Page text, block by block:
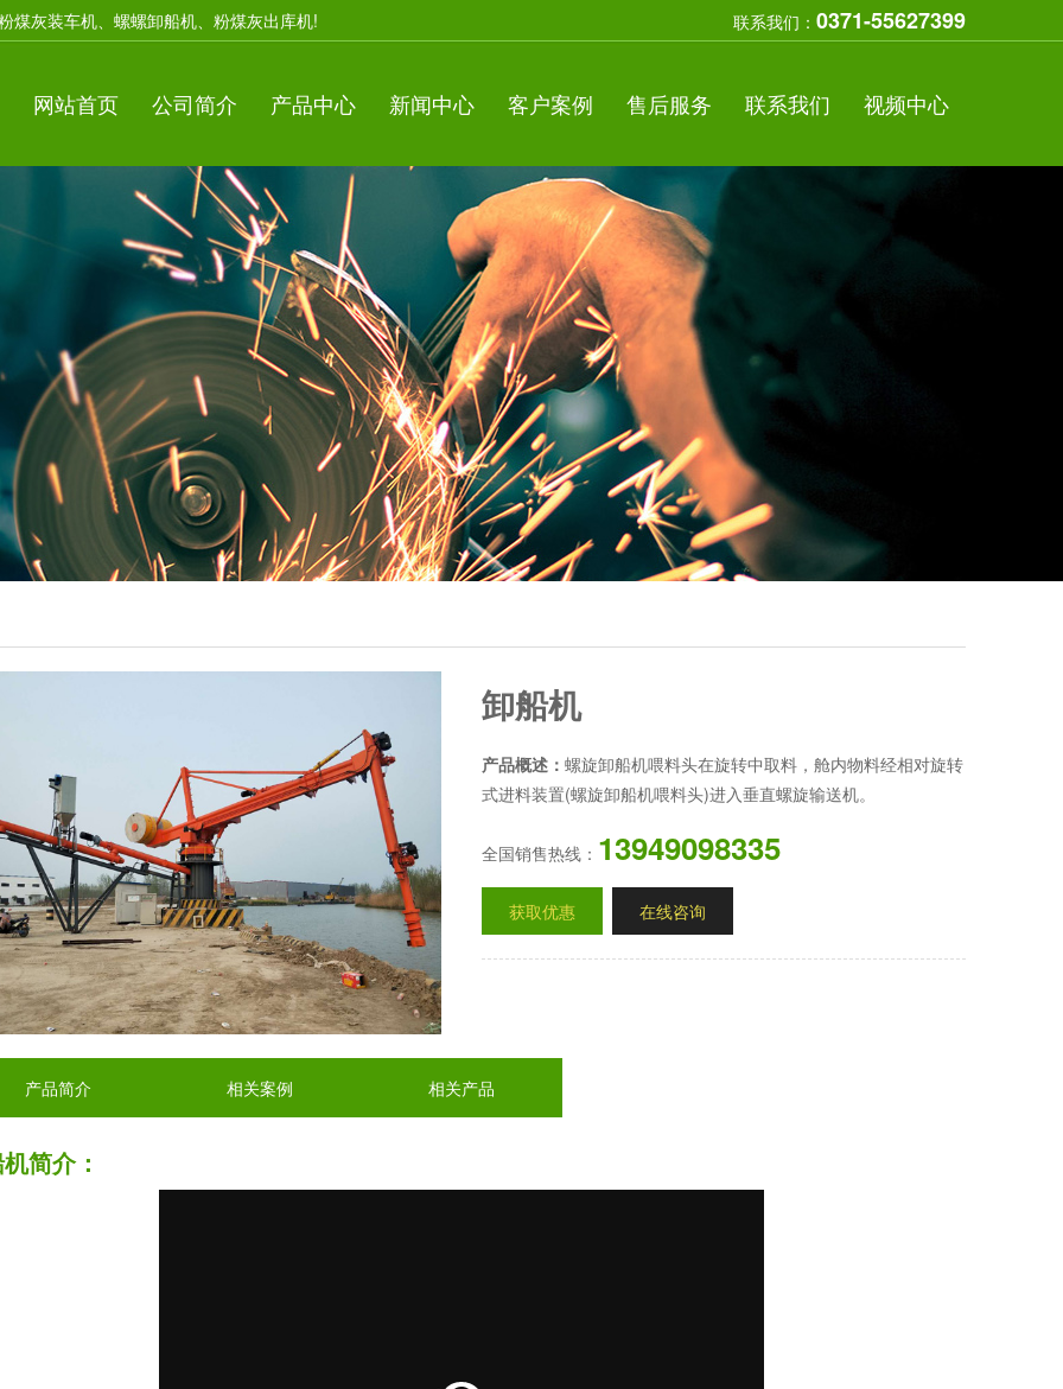
煤灰装车机、螺螺卸船机、粉煤灰出库机! 联系我们： 0371-55627399
网站首页 公司简介 产品中心 新闻中心 客户案例 售后服务 联系我们 视频中心
卸船机
产品概述： 螺旋卸船机喂料头在旋转中取料，舱内物料经相对旋转
式进料装置(螺旋卸船机喂料头)进入垂直螺旋输送机。
全国销售热线： 13949098335
获取优惠 在线咨询
产品简介 相关案例 相关产品
简介：